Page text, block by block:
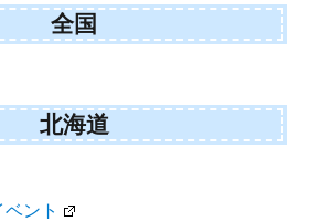
全国
北海道
ント